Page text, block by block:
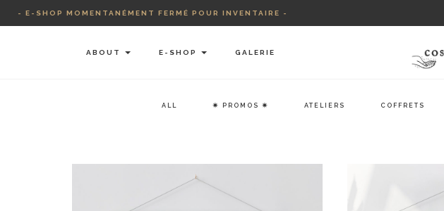
Skip
to
- E-SHOP MOMENTANÉMENT FERMÉ POUR INVENTAIRE -
ABOUT E-SHOP GALERIE
ALL ✷ PROMOS ✷ ATELIERS COFFRETS